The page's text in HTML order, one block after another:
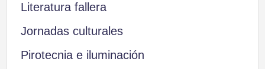
Literatura fallera
Jornadas culturales
Pirotecnia e iluminación